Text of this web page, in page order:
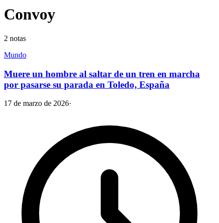
Convoy
2 notas
Mundo
Muere un hombre al saltar de un tren en marcha
por pasarse su parada en Toledo, España
17 de marzo de 2026·